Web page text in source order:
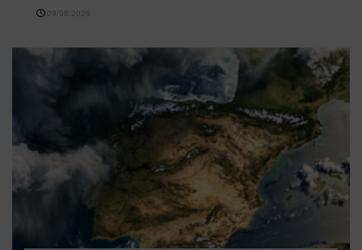
09/08/2026